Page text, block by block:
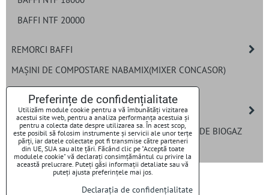
BAFFI NTF 20000
REMORCI BAFFI
MAȘINI DE COMPOSTARE NABAMIX(MIXER CONCASOR)
MELCI PENTRU REMORCI TEHNOLOGICE
ȘNECURI ÎNCĂRCARE
SISTEME DE DOZARE BAFFI PENTRU INSTALAȚII DE BIOGAZ
CUȚITE
Preferințe de confidențialitate
Utilizăm module cookie pentru a vă îmbunătăți vizitarea
acestui site web, pentru a analiza performanța acestuia și
pentru a colecta date despre utilizarea sa. În acest scop,
este posibil să folosim instrumente și servicii ale unor terțe
părți, iar datele colectate pot fi transmise către parteneri
din UE, SUA sau alte țări. Făcând clic pe "Acceptă toate
modulele cookie" vă declarați consimțământul cu privire la
această prelucrare. Puteți găsi informații detaliate sau vă
puteți ajusta preferințele mai jos.
Declarația de confidențialitate